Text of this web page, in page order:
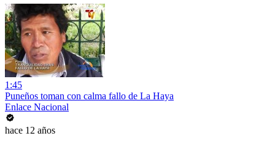
1:45
Puneños toman con calma fallo de La Haya
Enlace Nacional
hace 12 años